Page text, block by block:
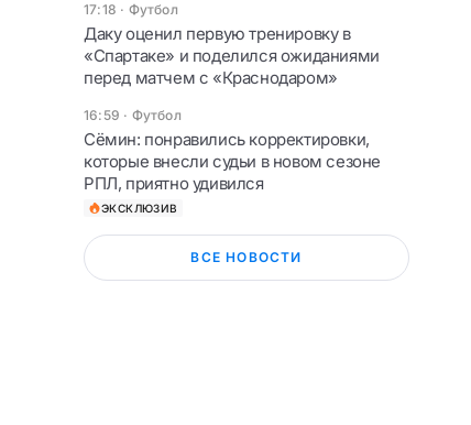
17:18 · Футбол
Даку оценил первую тренировку в
«Спартаке» и поделился ожиданиями
перед матчем с «Краснодаром»
16:59 · Футбол
Сёмин: понравились корректировки,
которые внесли судьи в новом сезоне
РПЛ, приятно удивился
ЭКСКЛЮЗИВ
ВСЕ НОВОСТИ